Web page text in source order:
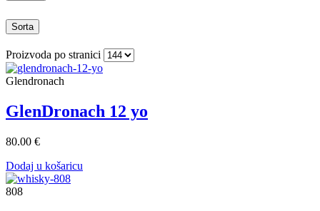
Sorta
Proizvoda po stranici
Glendronach
GlenDronach 12 yo
80.00 €
Dodaj u košaricu
808